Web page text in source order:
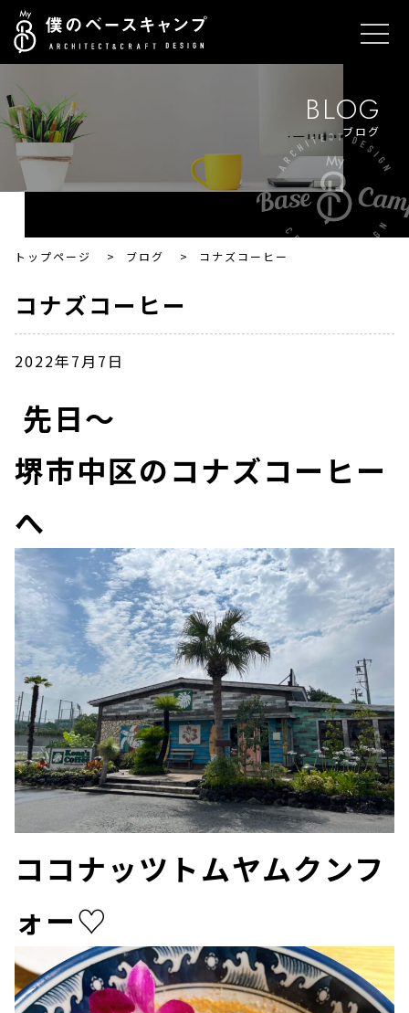
BLOG
ブログ
トップページ > ブログ > コナズコーヒー
コナズコーヒー
2022年7月7日
先日～
堺市中区のコナズコーヒー
へ
ココナッツトムヤムクンフ
ォー♡